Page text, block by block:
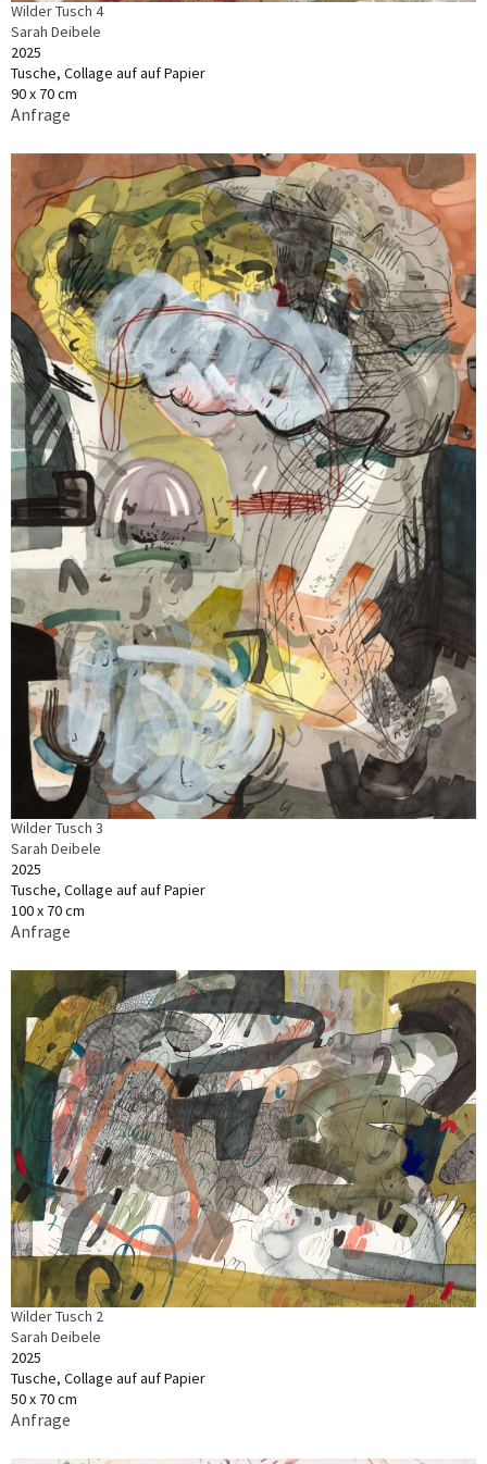
Wilder Tusch 4
Sarah Deibele
2025
Tusche, Collage auf auf Papier
90 x 70 cm
Anfrage
Wilder Tusch 3
Sarah Deibele
2025
Tusche, Collage auf auf Papier
100 x 70 cm
Anfrage
Wilder Tusch 2
Sarah Deibele
2025
Tusche, Collage auf auf Papier
50 x 70 cm
Anfrage